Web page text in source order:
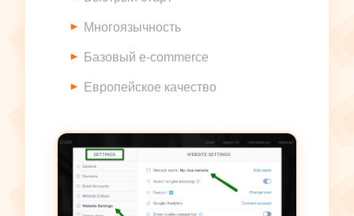
Многоязычность
Базовый e-commerce
Европейское качество